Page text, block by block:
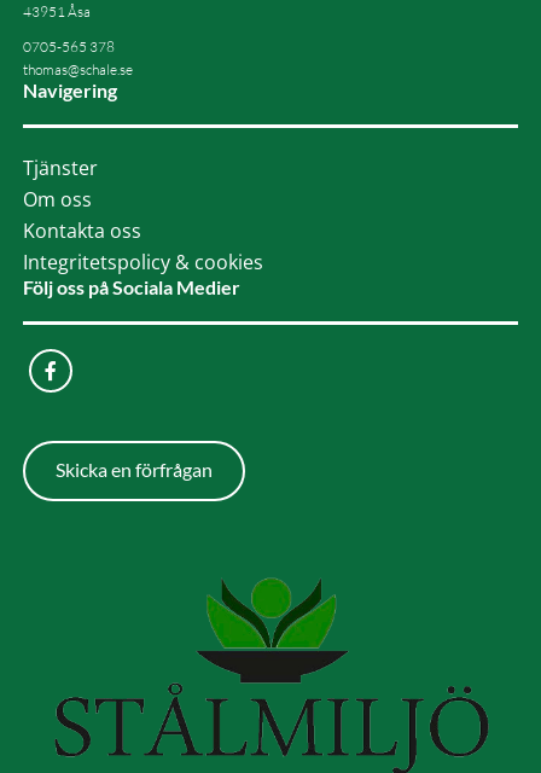
43951 Åsa
0705-565 378
thomas@schale.se
Navigering
Tjänster
Om oss
Kontakta oss
Integritetspolicy & cookies
Följ oss på Sociala Medier
Skicka en förfrågan